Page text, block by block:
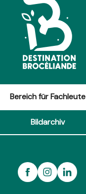
Bereich für Fachleute
Bildarchiv